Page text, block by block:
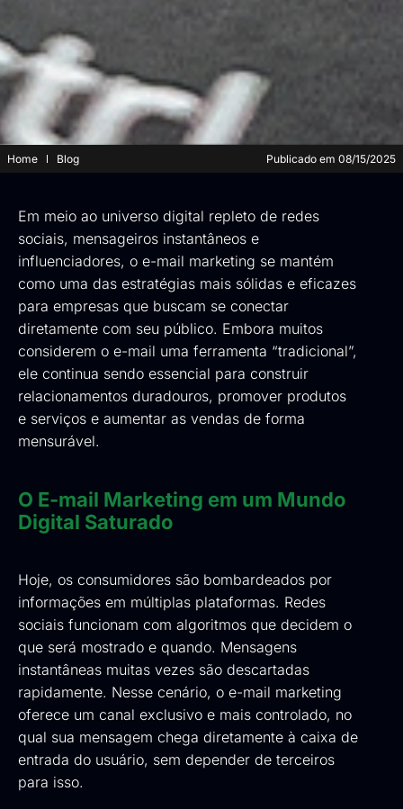
Home Blog Publicado em 08/15/2025
Em meio ao universo digital repleto de redes
sociais, mensageiros instantâneos e
influenciadores, o e-mail marketing se mantém
como uma das estratégias mais sólidas e eficazes
para empresas que buscam se conectar
diretamente com seu público. Embora muitos
considerem o e-mail uma ferramenta “tradicional”,
ele continua sendo essencial para construir
relacionamentos duradouros, promover produtos
e serviços e aumentar as vendas de forma
mensurável.
O E-mail Marketing em um Mundo
Digital Saturado
Hoje, os consumidores são bombardeados por
informações em múltiplas plataformas. Redes
sociais funcionam com algoritmos que decidem o
que será mostrado e quando. Mensagens
instantâneas muitas vezes são descartadas
rapidamente. Nesse cenário, o e-mail marketing
oferece um canal exclusivo e mais controlado, no
qual sua mensagem chega diretamente à caixa de
entrada do usuário, sem depender de terceiros
para isso.